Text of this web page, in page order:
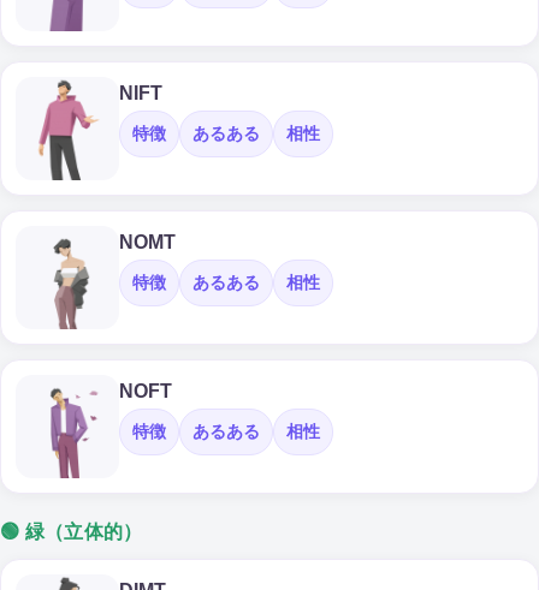
NIFT
特徴 あるある 相性
NOMT
特徴 あるある 相性
NOFT
特徴 あるある 相性
🟢 緑（立体的）